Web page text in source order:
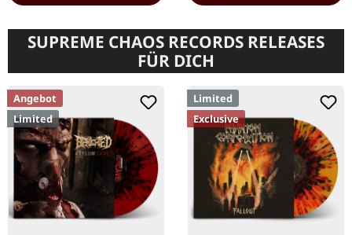
SUPREME CHAOS RECORDS RELEASES
FÜR DICH
Angebot
Limited
Limited
Exclusive